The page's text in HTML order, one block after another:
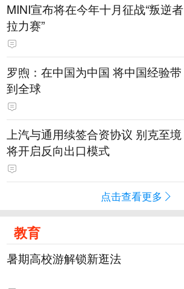
MINI宣布将在今年十月征战“叛逆者
拉力赛”
罗煦：在中国为中国 将中国经验带
到全球
上汽与通用续签合资协议 别克至境
将开启反向出口模式
点击查看更多
教育
暑期高校游解锁新逛法